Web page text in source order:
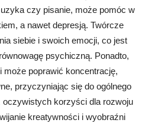
czy pisanie, może pomóc w
a nawet depresją. Twórcze
siebie i swoich emocji, co jest
psychiczną. Ponadto,
może poprawić koncentrację,
przyczyniając się do ogólnego
korzyści dla rozwoju
kreatywności i wyobraźni